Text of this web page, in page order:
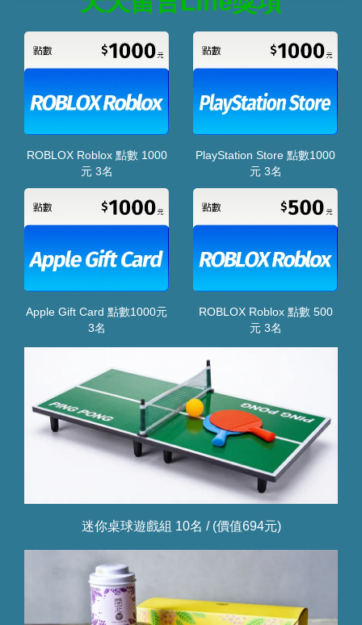
ROBLOX Roblox 點數 1000
元 3名
PlayStation Store 點數1000
元 3名
Apple Gift Card 點數1000元
3名
ROBLOX Roblox 點數 500
元 3名
迷你桌球遊戲組 10名 / (價值694元)